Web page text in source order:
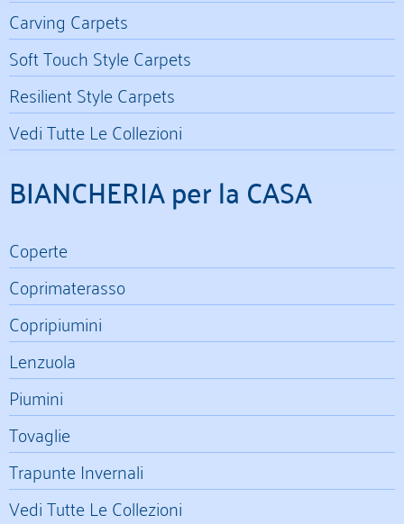
Carving Carpets
Soft Touch Style Carpets
Resilient Style Carpets
Vedi Tutte Le Collezioni
BIANCHERIA per la CASA
Coperte
Coprimaterasso
Copripiumini
Lenzuola
Piumini
Tovaglie
Trapunte Invernali
Vedi Tutte Le Collezioni